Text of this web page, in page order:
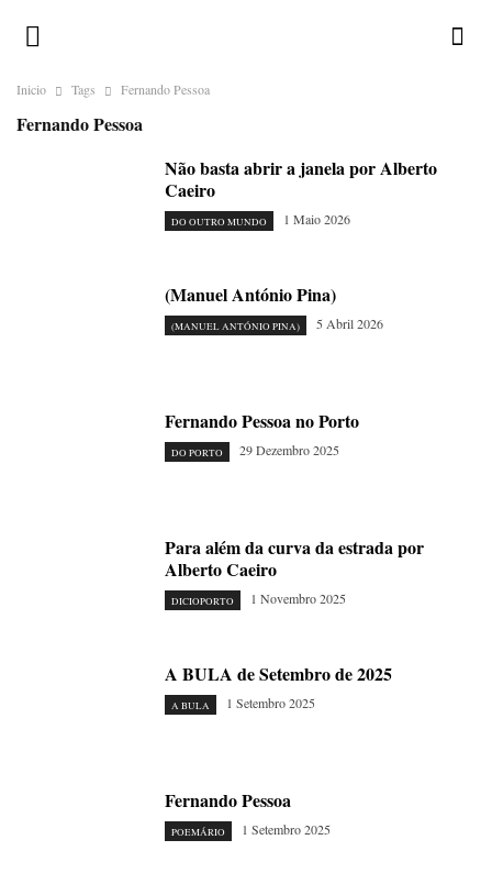
Inicio Tags Fernando Pessoa
Fernando Pessoa
Não basta abrir a janela por Alberto
Caeiro
DO OUTRO MUNDO 1 Maio 2026
(Manuel António Pina)
(MANUEL ANTÓNIO PINA) 5 Abril 2026
Fernando Pessoa no Porto
DO PORTO 29 Dezembro 2025
Para além da curva da estrada por
Alberto Caeiro
DICIOPORTO 1 Novembro 2025
A BULA de Setembro de 2025
A BULA 1 Setembro 2025
Fernando Pessoa
POEMÁRIO 1 Setembro 2025